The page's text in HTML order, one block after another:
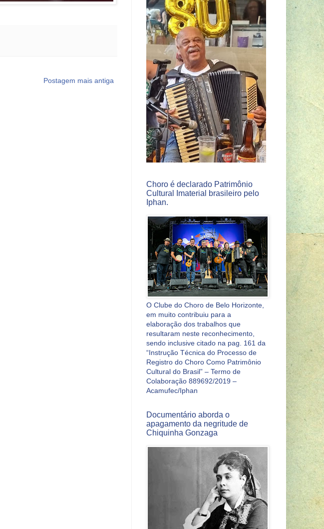
Postagem mais antiga
Choro é declarado Patrimônio
Cultural Imaterial brasileiro pelo
Iphan.
O Clube do Choro de Belo Horizonte,
em muito contribuiu para a
elaboração dos trabalhos que
resultaram neste reconhecimento,
sendo inclusive citado na pag. 161 da
“Instrução Técnica do Processo de
Registro do Choro Como Patrimônio
Cultural do Brasil” – Termo de
Colaboração 889692/2019 –
Acamufec/Iphan
Documentário aborda o
apagamento da negritude de
Chiquinha Gonzaga